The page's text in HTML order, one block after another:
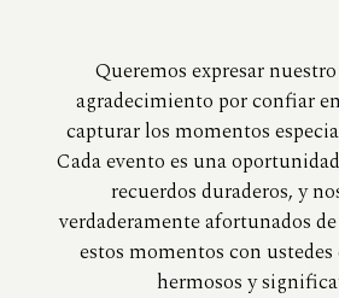
Queremos expresar
agradecimiento por confiar
capturar los momentos
Cada evento es una
recuerdos duraderos, y
verdaderamente afortunados
estos momentos con
hermosos y